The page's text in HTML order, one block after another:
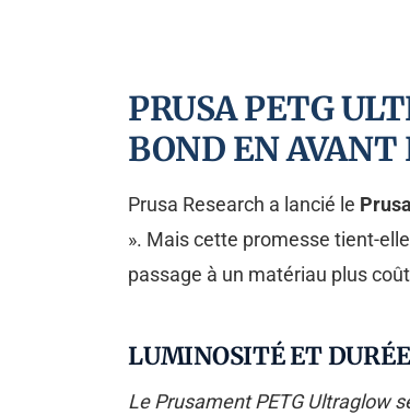
PRUSA PETG
BOND EN AVANT
Prusa Research a lancié le
». Mais cette promesse tient-
passage à un matériau plus
LUMINOSITÉ ET
Le Prusament PETG Ultraglow